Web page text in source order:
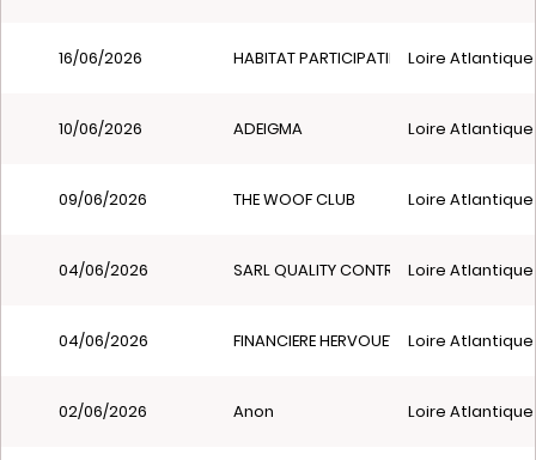
16/06/2026 HABITAT PARTICIPATIF DE LA MAISON
Loire
10/06/2026 ADEIGMA Loire
09/06/2026 THE WOOF CLUB Loire
04/06/2026 SARL QUALITY CONTROLLoire
04/06/2026 FINANCIERE HERVOUETY Loire
02/06/2026 Anon Loire